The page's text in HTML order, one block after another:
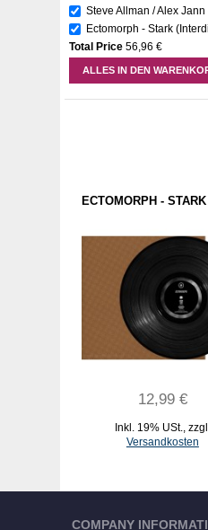
Steve Allman / Alex
Ectomorph - Stark
Total Price 56,96 €
ALLES IN DEN
12,99 €
Inkl. 19% USt.,
Versandkosten
COMPANY